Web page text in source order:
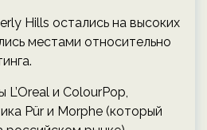
Hills остались на высоких
местами относительно
L’Oreal и ColourPop,
Pür и Morphe (который